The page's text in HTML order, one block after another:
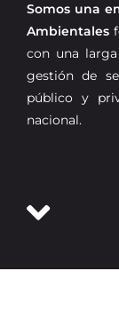
Somos una
Ambientales
con una
gestión de
público y
nacional.